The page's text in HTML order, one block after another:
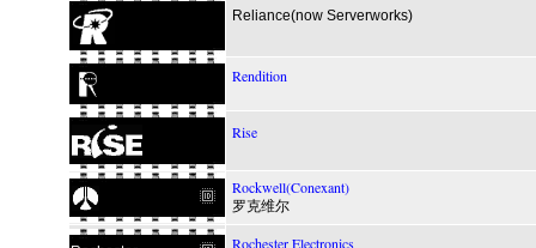
Reliance(now Serverworks)
Rendition
Rise
Rockwell(Conexant)
罗克维尔
Rochester Electronics